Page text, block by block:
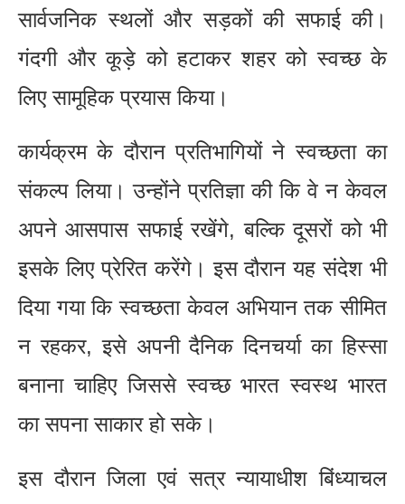
सार्वजनिक स्थलों और सड़कों की सफाई की।
गंदगी और कूड़े को हटाकर शहर को स्वच्छ के
लिए सामूहिक प्रयास किया।
कार्यक्रम के दौरान प्रतिभागियों ने स्वच्छता का
संकल्प लिया। उन्होंने प्रतिज्ञा की कि वे न केवल
अपने आसपास सफाई रखेंगे, बल्कि दूसरों को भी
इसके लिए प्रेरित करेंगे। इस दौरान यह संदेश भी
दिया गया कि स्वच्छता केवल अभियान तक सीमित
न रहकर, इसे अपनी दैनिक दिनचर्या का हिस्सा
बनाना चाहिए जिससे स्वच्छ भारत स्वस्थ भारत
का सपना साकार हो सके।
इस दौरान जिला एवं सत्र न्यायाधीश बिंध्याचल